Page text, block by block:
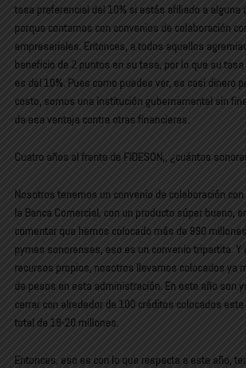
tasa preferencial del 10% si estás afiliado a alguna
porque contamos con convenios de colaboración
empresariales. Entonces, a todos aquellos
beneficio de 2 puntos en su tasa, por lo que su
es del 10%. Pues como puedes ver, es casi dinero
costo, somos una institución gubernamental sin
da esa ventaja contra otras financieras.
Cuatro años al frente de FIDESON,, ¿cuántos
Nosotros tenemos un convenio de colaboración con
la Banca Comercial, con un producto súper bueno,
comentar que hemos colocado más de 990
pymes sonorenses, eso es un convenio tripartita. Y
recursos propios, nosotros llevamos colocados ya
de pesos en esta administración. En este año son
cerrar con alrededor de 100 créditos colocados
total de 18-20 millones.
Entonces, eso es con lo que respecta a este año,